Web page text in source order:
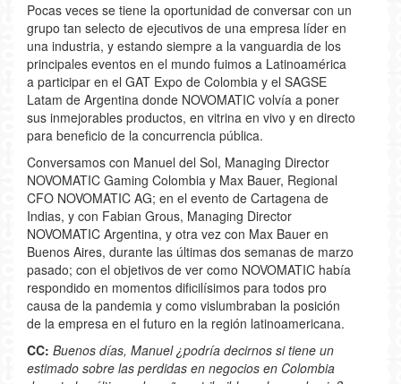
Pocas veces se tiene la oportunidad de conversar con un
grupo tan selecto de ejecutivos de una empresa líder en
una industria, y estando siempre a la vanguardia de los
principales eventos en el mundo fuimos a Latinoamérica
a participar en el GAT Expo de Colombia y el SAGSE
Latam de Argentina donde NOVOMATIC volvía a poner
sus inmejorables productos, en vitrina en vivo y en directo
para beneficio de la concurrencia pública.
Conversamos con Manuel del Sol, Managing Director
NOVOMATIC Gaming Colombia y Max Bauer, Regional
CFO NOVOMATIC AG; en el evento de Cartagena de
Indias, y con Fabian Grous, Managing Director
NOVOMATIC Argentina, y otra vez con Max Bauer en
Buenos Aires, durante las últimas dos semanas de marzo
pasado; con el objetivos de ver como NOVOMATIC había
respondido en momentos dificilísimos para todos pro
causa de la pandemia y como vislumbraban la posición
de la empresa en el futuro en la región latinoamericana.
CC: Buenos días, Manuel ¿podría decirnos si tiene un
estimado sobre las perdidas en negocios en Colombia